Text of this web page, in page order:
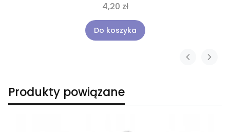
4,20 zł
Do koszyka
Produkty powiązane